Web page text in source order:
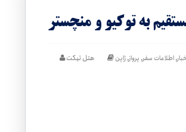
به توکیو و منچستر
هتل تیکت ,اطلاعات سفر, پرواز,ژاپن